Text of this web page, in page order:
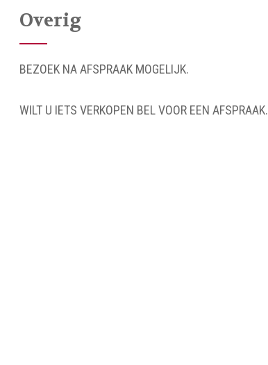
Overig
BEZOEK NA AFSPRAAK MOGELIJK.
WILT U IETS VERKOPEN BEL VOOR EEN AFSPRAAK.